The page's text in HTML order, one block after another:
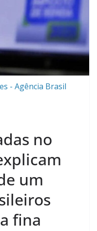
- Agência Brasil
no
um
fina